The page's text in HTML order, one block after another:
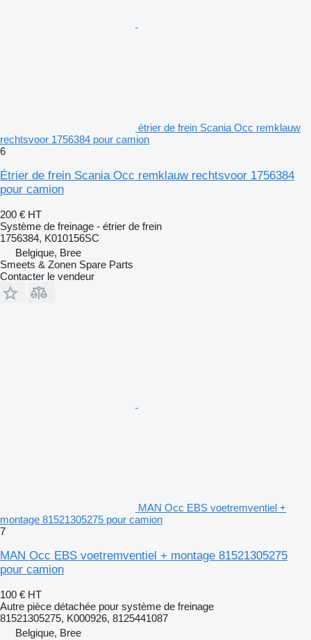
étrier de frein Scania Occ remklauw
rechtsvoor 1756384 pour camion
6
Étrier de frein Scania Occ remklauw rechtsvoor 1756384
pour camion
200 € HT
Système de freinage - étrier de frein
1756384, K010156SC
Belgique, Bree
Smeets & Zonen Spare Parts
Contacter le vendeur
MAN Occ EBS voetremventiel +
montage 81521305275 pour camion
7
MAN Occ EBS voetremventiel + montage 81521305275
pour camion
100 € HT
Autre pièce détachée pour système de freinage
81521305275, K000926, 8125441087
Belgique, Bree